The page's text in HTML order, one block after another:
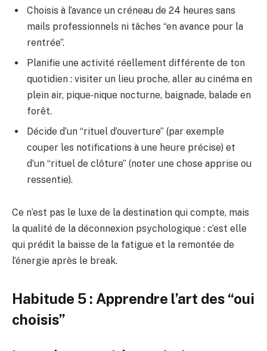
Choisis à l’avance un créneau de 24 heures sans
mails professionnels ni tâches “en avance pour la
rentrée”.
Planifie une activité réellement différente de ton
quotidien : visiter un lieu proche, aller au cinéma en
plein air, pique‑nique nocturne, baignade, balade en
forêt.
Décide d’un “rituel d’ouverture” (par exemple
couper les notifications à une heure précise) et
d’un “rituel de clôture” (noter une chose apprise ou
ressentie).
Ce n’est pas le luxe de la destination qui compte, mais
la qualité de la déconnexion psychologique : c’est elle
qui prédit la baisse de la fatigue et la remontée de
l’énergie après le break.
Habitude 5 : Apprendre l’art des “oui
choisis”